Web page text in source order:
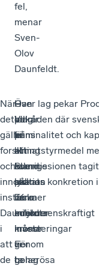
fel,
menar
Sven-
Olov
Daunfeldt.
När
det
gäller
forskning
och
innovation
instämmer
Daunfeldt
i
att
de
–
Idag
finns
ett
tak
på
36
miljoner
kronor.
För
bolag
Han
pekar
på
att
Irland
lyckats
locka
enorma
investeringar
genom
generösa
–
Vill
vi
att
Sverige
ska
vara
konkurrenskraftigt
måste
vi
ta
Över lag pekar
områden där
kriminalitet och
klimatstyrmedel
kommissionen
saknas konkretion